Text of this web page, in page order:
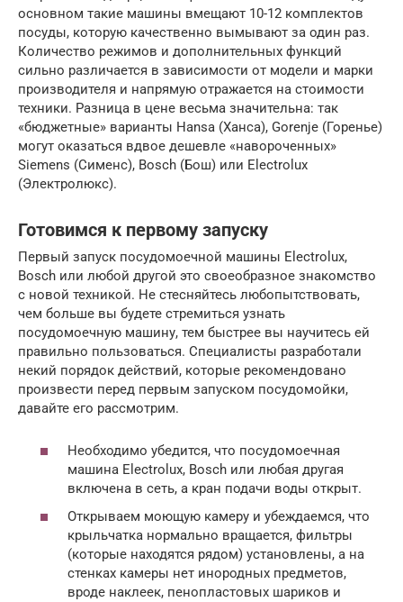
основном такие машины вмещают 10-12 комплектов
посуды, которую качественно вымывают за один раз.
Количество режимов и дополнительных функций
сильно различается в зависимости от модели и марки
производителя и напрямую отражается на стоимости
техники. Разница в цене весьма значительна: так
«бюджетные» варианты Hansa (Ханса), Gorenje (Горенье)
могут оказаться вдвое дешевле «навороченных»
Siemens (Сименс), Bosch (Бош) или Electrolux
(Электролюкс).
Готовимся к первому запуску
Первый запуск посудомоечной машины Electrolux,
Bosch или любой другой это своеобразное знакомство
с новой техникой. Не стесняйтесь любопытствовать,
чем больше вы будете стремиться узнать
посудомоечную машину, тем быстрее вы научитесь ей
правильно пользоваться. Специалисты разработали
некий порядок действий, которые рекомендовано
произвести перед первым запуском посудомойки,
давайте его рассмотрим.
Необходимо убедится, что посудомоечная
машина Electrolux, Bosch или любая другая
включена в сеть, а кран подачи воды открыт.
Открываем моющую камеру и убеждаемся, что
крыльчатка нормально вращается, фильтры
(которые находятся рядом) установлены, а на
стенках камеры нет инородных предметов,
вроде наклеек, пенопластовых шариков и